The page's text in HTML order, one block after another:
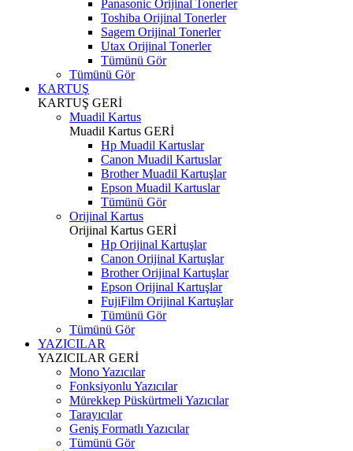
Panasonic Orijinal Tonerler
Toshiba Orijinal Tonerler
Sagem Orijinal Tonerler
Utax Orijinal Tonerler
Tümünü Gör
Tümünü Gör
KARTUŞ
KARTUŞ GERİ
Muadil Kartus
Muadil Kartus GERİ
Hp Muadil Kartuslar
Canon Muadil Kartuslar
Brother Muadil Kartuşlar
Epson Muadil Kartuslar
Tümünü Gör
Orijinal Kartus
Orijinal Kartus GERİ
Hp Orijinal Kartuşlar
Canon Orijinal Kartuşlar
Brother Orijinal Kartuşlar
Epson Orijinal Kartuşlar
FujiFilm Orijinal Kartuşlar
Tümünü Gör
Tümünü Gör
YAZICILAR
YAZICILAR GERİ
Mono Yazıcılar
Fonksiyonlu Yazıcılar
Mürekkep Püskürtmeli Yazıcılar
Tarayıcılar
Geniş Formatlı Yazıcılar
Tümünü Gör